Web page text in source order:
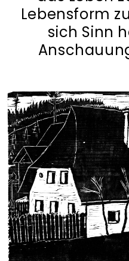
Lebensform
sich Sinn